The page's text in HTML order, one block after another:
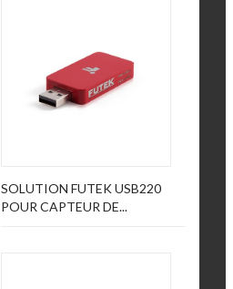
SOLUTION FUTEK USB220
POUR CAPTEUR DE...